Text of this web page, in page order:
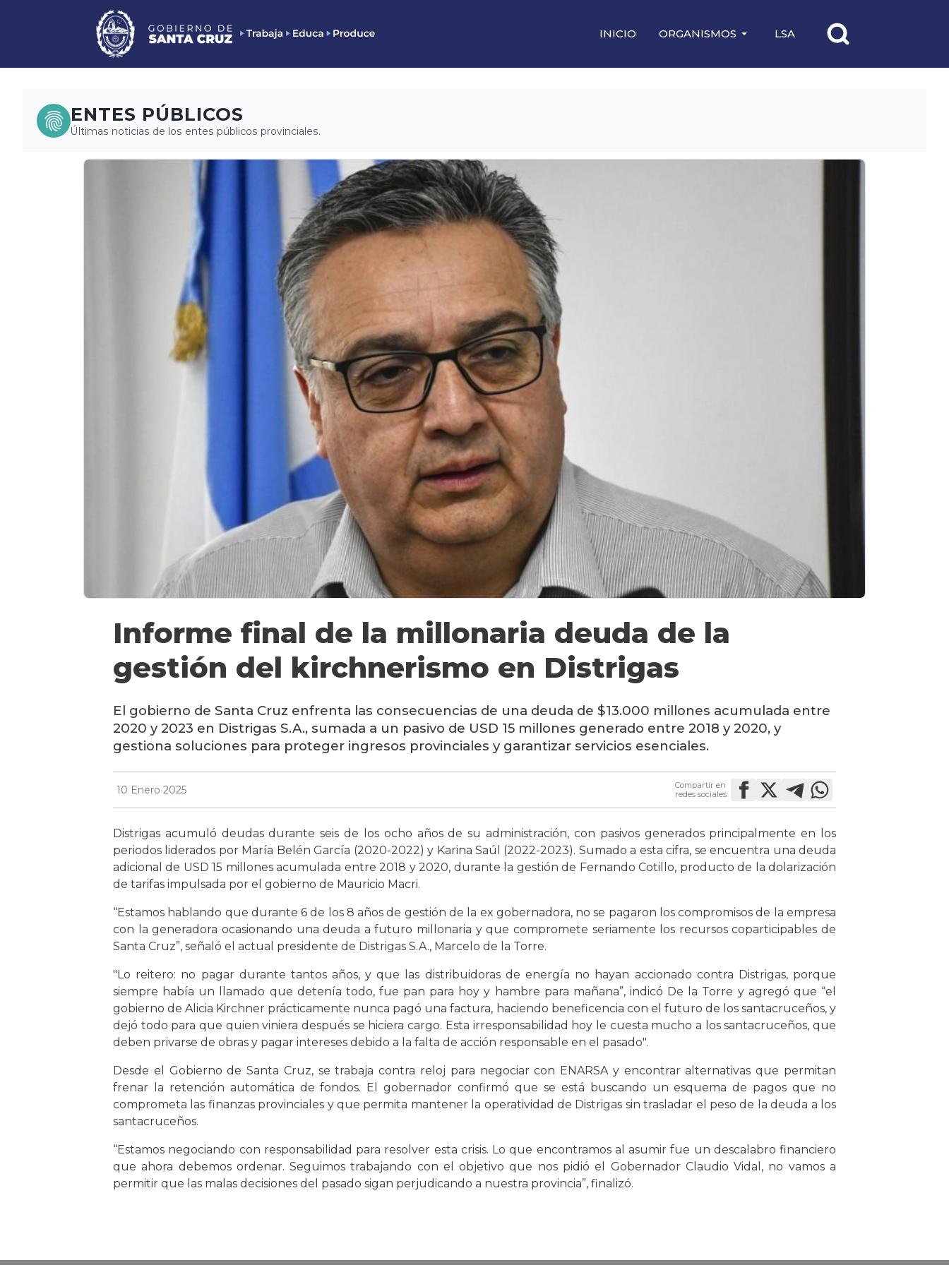
INICIO ORGANISMOS LSA
ENTES PÚBLICOS
Últimas noticias de los entes públicos provinciales.
Informe final de la millonaria deuda de la
gestión del kirchnerismo en Distrigas
El gobierno de Santa Cruz enfrenta las consecuencias de una deuda de $13.000 millones acumulada entre
2020 y 2023 en Distrigas S.A., sumada a un pasivo de USD 15 millones generado entre 2018 y 2020, y
gestiona soluciones para proteger ingresos provinciales y garantizar servicios esenciales.
10 Enero 2025
Compartir en
redes sociales:
Distrigas acumuló deudas durante seis de los ocho años de su administración, con pasivos generados principalmente en los
periodos liderados por María Belén García (2020-2022) y Karina Saúl (2022-2023). Sumado a esta cifra, se encuentra una deuda
adicional de USD 15 millones acumulada entre 2018 y 2020, durante la gestión de Fernando Cotillo, producto de la dolarización
de tarifas impulsada por el gobierno de Mauricio Macri.
“Estamos hablando que durante 6 de los 8 años de gestión de la ex gobernadora, no se pagaron los compromisos de la empresa
con la generadora ocasionando una deuda a futuro millonaria y que compromete seriamente los recursos coparticipables de
Santa Cruz”, señaló el actual presidente de Distrigas S.A., Marcelo de la Torre.
"Lo reitero: no pagar durante tantos años, y que las distribuidoras de energía no hayan accionado contra Distrigas, porque
siempre había un llamado que detenía todo, fue pan para hoy y hambre para mañana”, indicó De la Torre y agregó que “el
gobierno de Alicia Kirchner prácticamente nunca pagó una factura, haciendo beneficencia con el futuro de los santacruceños, y
dejó todo para que quien viniera después se hiciera cargo. Esta irresponsabilidad hoy le cuesta mucho a los santacruceños, que
deben privarse de obras y pagar intereses debido a la falta de acción responsable en el pasado".
Desde el Gobierno de Santa Cruz, se trabaja contra reloj para negociar con ENARSA y encontrar alternativas que permitan
frenar la retención automática de fondos. El gobernador confirmó que se está buscando un esquema de pagos que no
comprometa las finanzas provinciales y que permita mantener la operatividad de Distrigas sin trasladar el peso de la deuda a los
santacruceños.
“Estamos negociando con responsabilidad para resolver esta crisis. Lo que encontramos al asumir fue un descalabro financiero
que ahora debemos ordenar. Seguimos trabajando con el objetivo que nos pidió el Gobernador Claudio Vidal, no vamos a
permitir que las malas decisiones del pasado sigan perjudicando a nuestra provincia”, finalizó.